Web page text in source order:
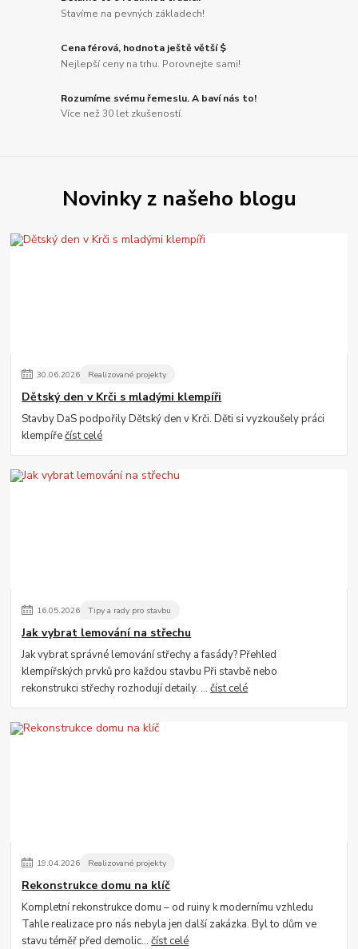
Stavíme na pevných základech!
Cena férová, hodnota ještě větší $
Nejlepší ceny na trhu. Porovnejte sami!
Rozumíme svému řemeslu. A baví nás to!
Více než 30 let zkušeností.
Novinky z našeho blogu
30.06.2026 Realizované projekty
Dětský den v Krči s mladými klempíři
Stavby DaS podpořily Dětský den v Krči. Děti si vyzkoušely práci
klempířečíst celé
16.05.2026 Tipy a rady pro stavbu
Jak vybrat lemování na střechu
Jak vybrat správné lemování střechy a fasády? Přehled
klempířských prvků pro každou stavbu Při stavbě nebo
rekonstrukci střechy rozhodují detaily. ...číst celé
19.04.2026 Realizované projekty
Rekonstrukce domu na klíč
Kompletní rekonstrukce domu – od ruiny k modernímu vzhledu
Tahle realizace pro nás nebyla jen další zakázka. Byl to dům ve
stavu téměř před demolic...číst celé